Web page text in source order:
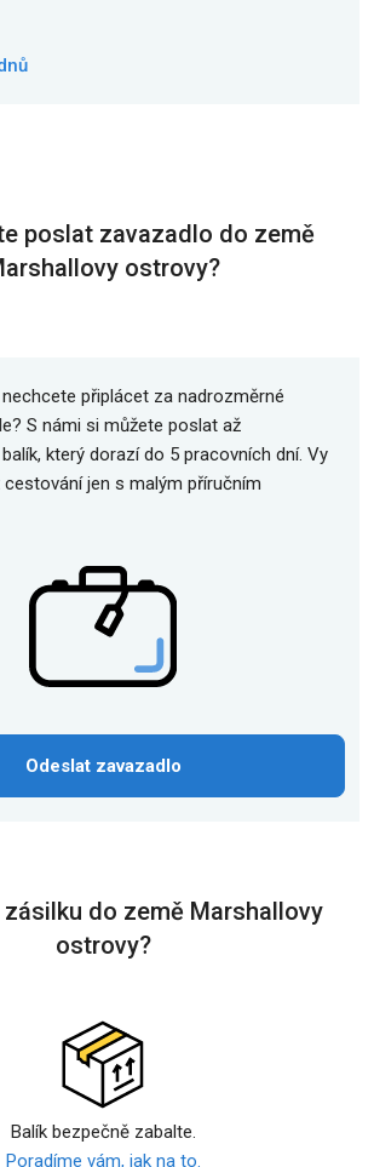
poslat zavazadlo do země
ostrovy?
připlácet za nadrozměrné
S námi si můžete poslat až
který dorazí do 5 pracovních dní. Vy
jen s malým příručním
Odeslat zavazadlo
do země Marshallovy
ostrovy?
Balík bezpečně zabalte.
Poradíme vám, jak na to.